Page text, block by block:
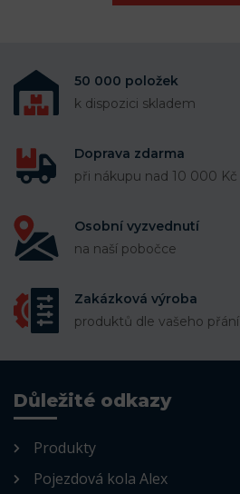
50 000 položek
k dispozici skladem
Doprava zdarma
při nákupu nad 10 000 Kč
Osobní vyzvednutí
na naší pobočce
Zakázková výroba
produktů dle vašeho přání
Důležité odkazy
Produkty
Pojezdová kola Alex